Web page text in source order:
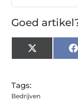
Goed
X
(Twitter)
Tags:
Bedrijven